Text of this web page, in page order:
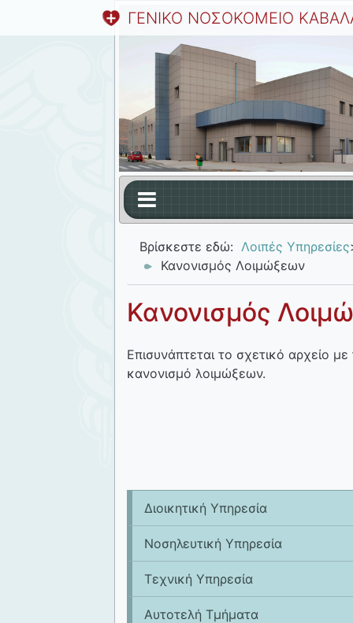
ΓΕΝΙΚΟ ΝΟΣΟΚΟΜΕΙΟ
Βρίσκεστε εδώ: Λοιπές Υπηρεσίες
Κανονισμός Λοιμώξεων
Διοικητική Υπηρεσία
Νοσηλευτική Υπηρεσία
Tεχνική Υπηρεσία
Αυτοτελή Τμήματα
Κανονισμός
Επισυνάπτεται το σχετικό αρχείο με
κανονισμό λοιμώξεων.